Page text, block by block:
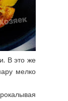
В это же
мелко